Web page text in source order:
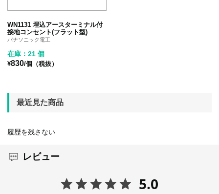
WN1131 埋込アースターミナル付
接地コンセント(フラット型)
パナソニック電工
在庫：21 個
¥830/個（税抜）
最近見た商品
履歴を残さない
レビュー
5.0